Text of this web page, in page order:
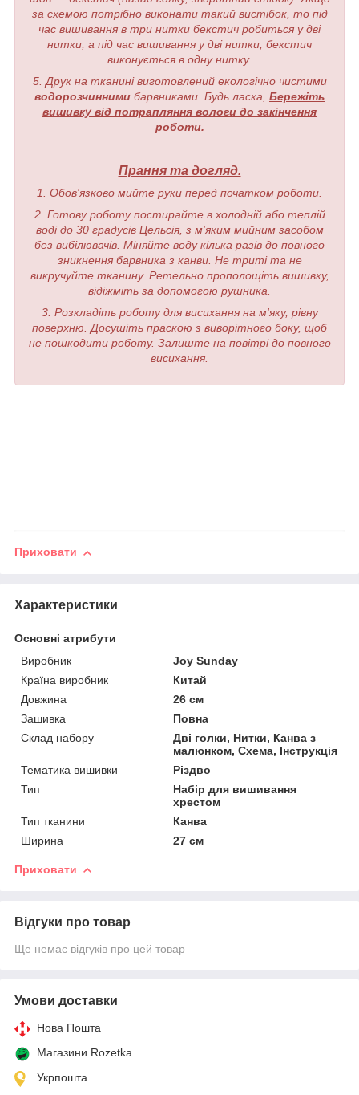
за схемою потрібно виконати такий вистібок, то під
час вишивання в три нитки бекстич робиться у дві
нитки, а під час вишивання у дві нитки, бекстич
виконується в одну нитку.
5. Друк на тканині виготовлений екологічно чистими
водорозчинними барвниками. Будь ласка, Бережіть
вишивку від потрапляння вологи до закінчення
роботи.
Прання та догляд.
1. Обов'язково мийте руки перед початком роботи.
2. Готову роботу постирайте в холодній або теплій
воді до 30 градусів Цельсія, з м'яким мийним засобом
без вибілювачів. Міняйте воду кілька разів до повного
зникнення барвника з канви. Не триті та не
викручуйте тканину. Ретельно прополощіть вишивку,
відіжміть за допомогою рушника.
3. Розкладіть роботу для висихання на м'яку, рівну
поверхню. Досушіть праскою з виворітного боку, щоб
не пошкодити роботу. Залиште на повітрі до повного
висихання.
Приховати
Характеристики
Основні атрибути
Виробник
Joy Sunday
Країна виробник
Китай
Довжина
26 см
Зашивка
Повна
Склад набору
Дві голки, Нитки, Канва з
малюнком, Схема, Інструкція
Тематика вишивки
Різдво
Тип
Набір для вишивання
хрестом
Тип тканини
Канва
Ширина
27 см
Приховати
Відгуки про товар
Ще немає відгуків про цей товар
Умови доставки
Нова Пошта
Магазини Rozetka
Укрпошта